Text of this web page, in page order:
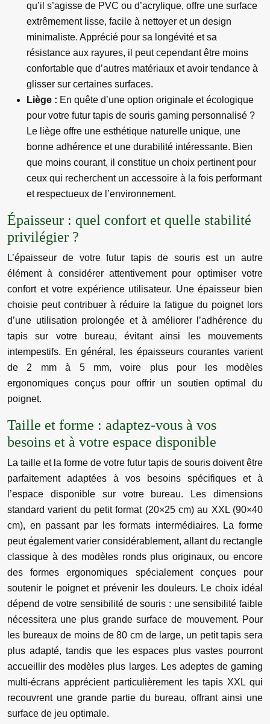
qu’il s’agisse de PVC ou d’acrylique, offre une surface
extrêmement lisse, facile à nettoyer et un design
minimaliste. Apprécié pour sa longévité et sa
résistance aux rayures, il peut cependant être moins
confortable que d’autres matériaux et avoir tendance à
glisser sur certaines surfaces.
Liège : En quête d’une option originale et écologique
pour votre futur tapis de souris gaming personnalisé ?
Le liège offre une esthétique naturelle unique, une
bonne adhérence et une durabilité intéressante. Bien
que moins courant, il constitue un choix pertinent pour
ceux qui recherchent un accessoire à la fois performant
et respectueux de l’environnement.
Épaisseur : quel confort et quelle stabilité
privilégier ?
L’épaisseur de votre futur tapis de souris est un autre
élément à considérer attentivement pour optimiser votre
confort et votre expérience utilisateur. Une épaisseur bien
choisie peut contribuer à réduire la fatigue du poignet lors
d’une utilisation prolongée et à améliorer l’adhérence du
tapis sur votre bureau, évitant ainsi les mouvements
intempestifs. En général, les épaisseurs courantes varient
de 2 mm à 5 mm, voire plus pour les modèles
ergonomiques conçus pour offrir un soutien optimal du
poignet.
Taille et forme : adaptez-vous à vos
besoins et à votre espace disponible
La taille et la forme de votre futur tapis de souris doivent être
parfaitement adaptées à vos besoins spécifiques et à
l’espace disponible sur votre bureau. Les dimensions
standard varient du petit format (20×25 cm) au XXL (90×40
cm), en passant par les formats intermédiaires. La forme
peut également varier considérablement, allant du rectangle
classique à des modèles ronds plus originaux, ou encore
des formes ergonomiques spécialement conçues pour
soutenir le poignet et prévenir les douleurs. Le choix idéal
dépend de votre sensibilité de souris : une sensibilité faible
nécessitera une plus grande surface de mouvement. Pour
les bureaux de moins de 80 cm de large, un petit tapis sera
plus adapté, tandis que les espaces plus vastes pourront
accueillir des modèles plus larges. Les adeptes de gaming
multi-écrans apprécient particulièrement les tapis XXL qui
recouvrent une grande partie du bureau, offrant ainsi une
surface de jeu optimale.